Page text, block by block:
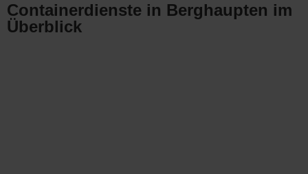
Containerdienste in Berghaupten im
Überblick